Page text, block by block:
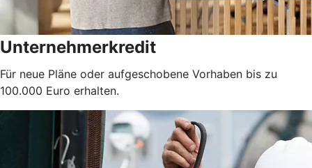
Unternehmerkredit
Für neue Pläne oder aufgeschobene Vorhaben bis zu
100.000 Euro erhalten.